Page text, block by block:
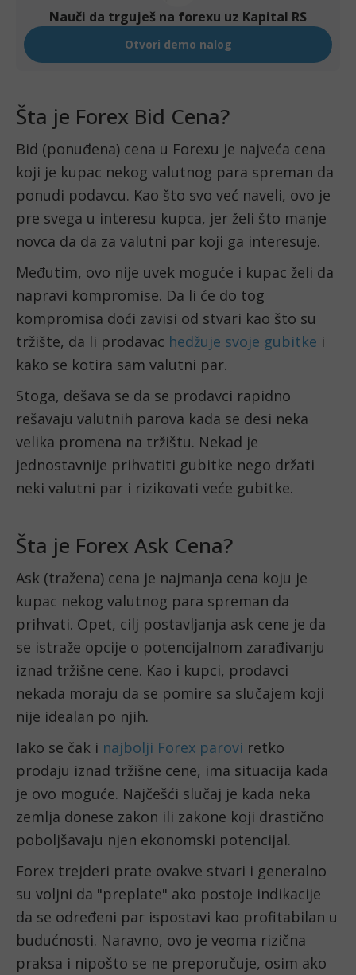
Šta je Forex Bid Cena?
Bid (ponuđena) cena u Forexu je najveća cena
koji je kupac nekog valutnog para spreman da
ponudi podavcu. Kao što svo već naveli, ovo je
pre svega u interesu kupca, jer želi što manje
novca da da za valutni par koji ga interesuje.
Međutim, ovo nije uvek moguće i kupac želi da
napravi kompromise. Da li će do tog
kompromisa doći zavisi od stvari kao što su
tržište, da li prodavac hedžuje svoje gubitke i
kako se kotira sam valutni par.
Stoga, dešava se da se prodavci rapidno
rešavaju valutnih parova kada se desi neka
velika promena na tržištu. Nekad je
jednostavnije prihvatiti gubitke nego držati
neki valutni par i rizikovati veće gubitke.
Šta je Forex Ask Cena?
Ask (tražena) cena je najmanja cena koju je
kupac nekog valutnog para spreman da
prihvati. Opet, cilj postavljanja ask cene je da
se istraže opcije o potencijalnom zarađivanju
iznad tržišne cene. Kao i kupci, prodavci
nekada moraju da se pomire sa slučajem koji
nije idealan po njih.
Iako se čak i najbolji Forex parovi retko
prodaju iznad tržišne cene, ima situacija kada
je ovo moguće. Najčešći slučaj je kada neka
zemlja donese zakon ili zakone koji drastično
poboljšavaju njen ekonomski potencijal.
Forex trejderi prate ovakve stvari i generalno
su voljni da "preplate" ako postoje indikacije
da se određeni par ispostavi kao profitabilan u
budućnosti. Naravno, ovo je veoma rizična
praksa i nipošto se ne preporučuje, osim ako